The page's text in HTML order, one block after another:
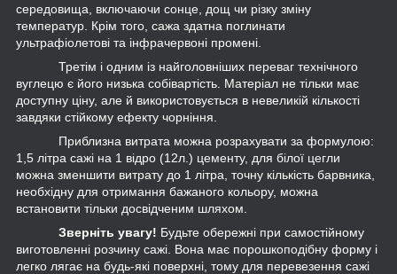
середовища, включаючи сонце, дощ чи різку зміну
температур. Крім того, сажа здатна поглинати
ультрафіолетові та інфрачервоні промені.
Третім і одним із найголовніших переваг технічного
вуглецю є його низька собівартість. Матеріал не тільки має
доступну ціну, але й використовується в невеликій кількості
завдяки стійкому ефекту чорніння.
Приблизна витрата можна розрахувати за формулою:
1,5 літра сажі на 1 відро (12л.) цементу, для білої цегли
можна зменшити витрату до 1 літра, точну кількість барвника,
необхідну для отримання бажаного кольору, можна
встановити тільки досвідченим шляхом.
Зверніть увагу! Будьте обережні при самостійному
виготовленні розчину сажі. Вона має порошкоподібну форму і
легко лягає на будь-які поверхні, тому для перевезення сажі